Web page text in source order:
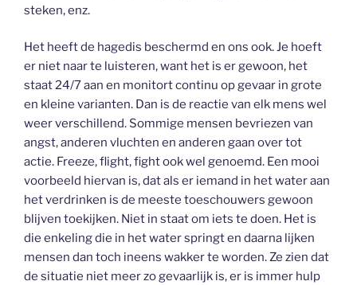
steken, enz.
Het heeft de hagedis beschermd en ons ook. Je hoeft
er niet naar te luisteren, want het is er gewoon, het
staat 24/7 aan en monitort continu op gevaar in grote
en kleine varianten. Dan is de reactie van elk mens wel
weer verschillend. Sommige mensen bevriezen van
angst, anderen vluchten en anderen gaan over tot
actie. Freeze, flight, fight ook wel genoemd. Een mooi
voorbeeld hiervan is, dat als er iemand in het water aan
het verdrinken is de meeste toeschouwers gewoon
blijven toekijken. Niet in staat om iets te doen. Het is
die enkeling die in het water springt en daarna lijken
mensen dan toch ineens wakker te worden. Ze zien dat
de situatie niet meer zo gevaarlijk is, er is immer hulp